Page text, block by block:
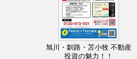
旭川・釧路・苫小牧 不動産
投資の魅力！！